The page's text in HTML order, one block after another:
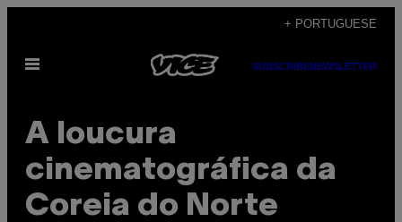
content
+ PORTUGUESE
Open
SUBSCRIBENEWSLETTER
A loucura
cinematográfica da
Coreia do Norte